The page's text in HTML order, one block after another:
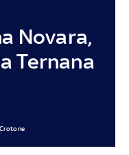
Novara,
Ternana